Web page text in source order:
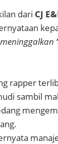
dari CJ
rapper
sambil